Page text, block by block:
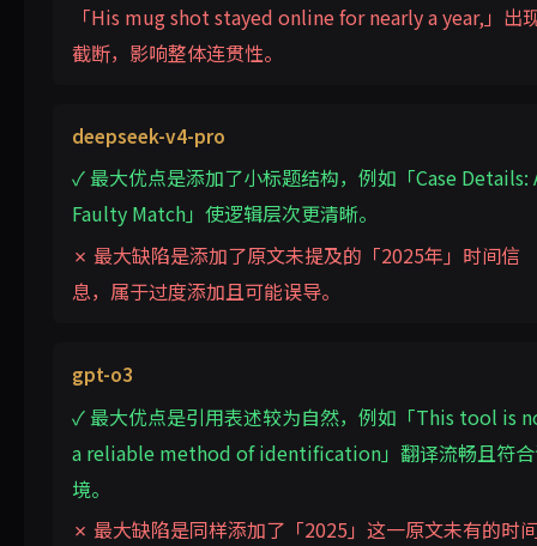
「His mug shot stayed online for nearly a year,」出
截断，影响整体连贯性。
deepseek-v4-pro
✓ 最大优点是添加了小标题结构，例如「Case Details:
Faulty Match」使逻辑层次更清晰。
✗ 最大缺陷是添加了原文未提及的「2025年」时间信
息，属于过度添加且可能误导。
gpt-o3
✓ 最大优点是引用表述较为自然，例如「This tool is
a reliable method of identification」翻译流畅且符
境。
✗ 最大缺陷是同样添加了「2025」这一原文未有的时